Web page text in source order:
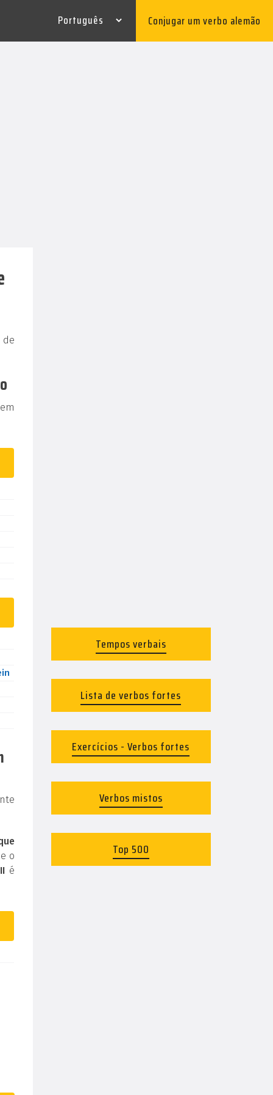
Conjugar um verbo alemão
de
o
é
Tempos verbais
Lista de verbos fortes
Exercícios - Verbos fortes
Verbos mistos
Top 500